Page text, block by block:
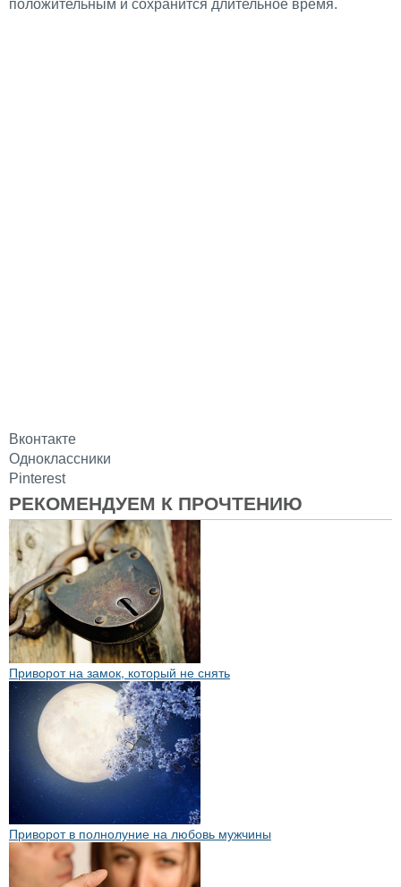
положительным и сохранится длительное время.
Вконтакте
Одноклассники
Pinterest
РЕКОМЕНДУЕМ К ПРОЧТЕНИЮ
Приворот на замок, который не снять
Приворот в полнолуние на любовь мужчины